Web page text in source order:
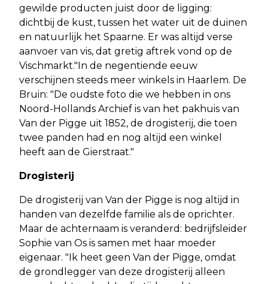
gewilde producten juist door de ligging:
dichtbij de kust, tussen het water uit de duinen
en natuurlijk het Spaarne. Er was altijd verse
aanvoer van vis, dat gretig aftrek vond op de
Vischmarkt."In de negentiende eeuw
verschijnen steeds meer winkels in Haarlem. De
Bruin: "De oudste foto die we hebben in ons
Noord-Hollands Archief is van het pakhuis van
Van der Pigge uit 1852, de drogisterij, die toen
twee panden had en nog altijd een winkel
heeft aan de Gierstraat."
Drogisterij
De drogisterij van Van der Pigge is nog altijd in
handen van dezelfde familie als de oprichter.
Maar de achternaam is veranderd: bedrijfsleider
Sophie van Os is samen met haar moeder
eigenaar. "Ik heet geen Van der Pigge, omdat
de grondlegger van deze drogisterij alleen